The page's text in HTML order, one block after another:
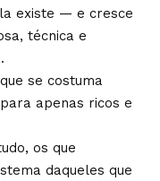
existe — e cresce
técnica e
se costuma
apenas ricos e
os que
daqueles que